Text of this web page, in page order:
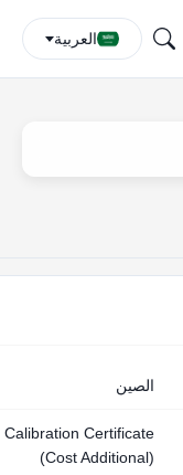
العربية
الصين
Calibration Certificate
(Cost Additional)